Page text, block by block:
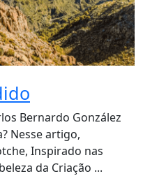
Bernardo González
Nesse artigo,
Inspirado nas
da Criação ...